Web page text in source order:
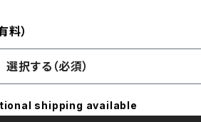
料）
選択する（必須）
shipping available